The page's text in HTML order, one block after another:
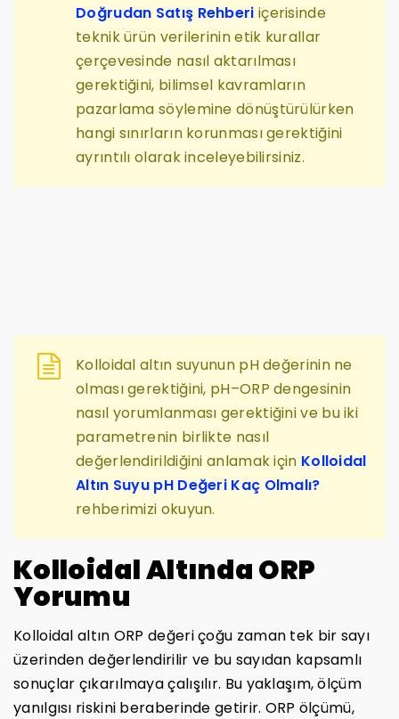
Doğrudan Satış Rehberi içerisinde
teknik ürün verilerinin etik kurallar
çerçevesinde nasıl aktarılması
gerektiğini, bilimsel kavramların
pazarlama söylemine dönüştürülürken
hangi sınırların korunması gerektiğini
ayrıntılı olarak inceleyebilirsiniz.
Kolloidal altın suyunun pH değerinin ne
olması gerektiğini, pH–ORP dengesinin
nasıl yorumlanması gerektiğini ve bu iki
parametrenin birlikte nasıl
değerlendirildiğini anlamak için Kolloidal
Altın Suyu pH Değeri Kaç Olmalı?
rehberimizi okuyun.
Kolloidal Altında ORP
Yorumu
Kolloidal altın ORP değeri çoğu zaman tek bir sayı
üzerinden değerlendirilir ve bu sayıdan kapsamlı
sonuçlar çıkarılmaya çalışılır. Bu yaklaşım, ölçüm
yanılgısı riskini beraberinde getirir. ORP ölçümü,